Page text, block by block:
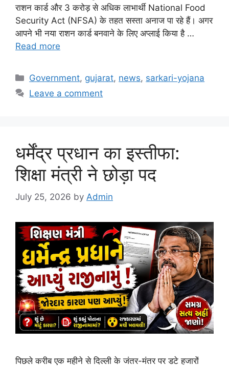
राशन कार्ड और 3 करोड़ से अधिक लाभार्थी National Food
Security Act (NFSA) के तहत सस्ता अनाज पा रहे हैं। अगर
आपने भी नया राशन कार्ड बनवाने के लिए अप्लाई किया है …
Read more
Categories
Government, gujarat, news, sarkari-yojana
Leave a comment
धर्मेंद्र प्रधान का इस्तीफा:
शिक्षा मंत्री ने छोड़ा पद
July 25, 2026 by Admin
पिछले करीब एक महीने से दिल्ली के जंतर-मंतर पर डटे हजारों